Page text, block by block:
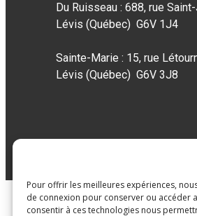
Pour offrir les meilleures expériences,
de connexion pour conserver ou accéder
consentir à ces technologies nous
Du Ruisseau : 688, rue
Lévis (Québec) G6V 1J4
Sainte-Marie : 15, rue
Lévis (Québec) G6V 3J8